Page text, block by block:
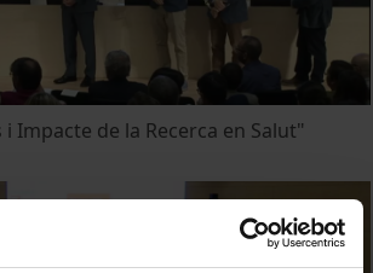
Impacte de la Recerca en Salut"